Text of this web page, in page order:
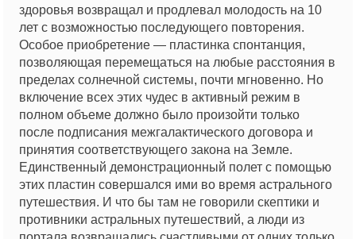
здоровья возвращал и продлевал молодость на 10
лет с возможностью последующего повторения.
Особое приобретение — пластинка спонтанция,
позволяющая перемещаться на любые расстояния в
пределах солнечной системы, почти мгновенно. Но
включение всех этих чудес в активный режим в
полном объеме должно было произойти только
после подписания межгалактического договора и
принятия соответствующего закона на Земле.
Единственный демонстрационный полет с помощью
этих пластин совершался ими во время астрального
путешествия. И что бы там не говорили скептики и
противники астральных путешествий, а люди из